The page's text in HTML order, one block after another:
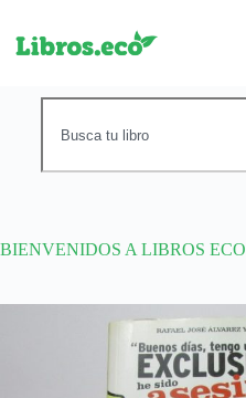
BIENVENIDOS A LIBROS ECO